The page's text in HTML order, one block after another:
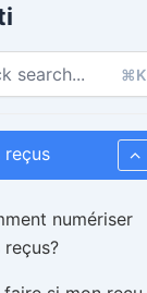
⌘K
reçus
numériser
reçus?